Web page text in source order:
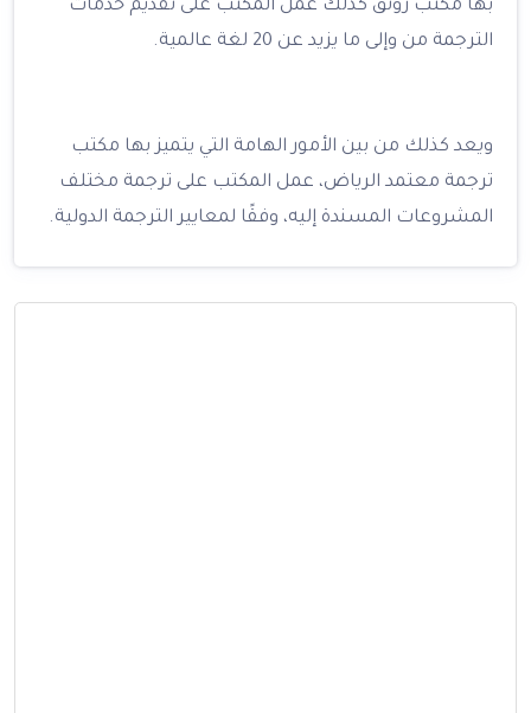
بها مكتب رونق كذلك عمل المكتب على تقديم خدمات
الترجمة من وإلى ما يزيد عن 20 لغة عالمية.
ويعد كذلك من بين الأمور الهامة التي يتميز بها مكتب
ترجمة معتمد الرياض، عمل المكتب على ترجمة مختلف
المشروعات المسندة إليه، وفقًا لمعايير الترجمة الدولية.